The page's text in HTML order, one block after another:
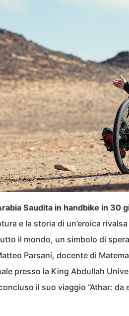
Saudita in handbike in 30
e la storia di un’eroica
il mondo, un simbolo di
Parsani, docente di
presso la King Abdullah
il suo viaggio “Athar: da